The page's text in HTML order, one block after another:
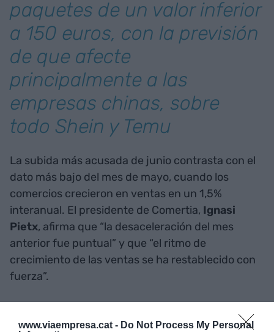
www.viaempresa.cat - Do Not Process My Personal
paquetes de un valor inferior
a 150 euros, con la previsión
de que afecte
principalmente a las
empresas chinas, sobre
todo Shein y Temu
La subida más acusada de junio contrasta con el
dato más bajo del mes de mayo, cuando los
comercios crecieron en ventas en un 1,5%
interanual. El presidente de Comertia, Ignasi
Pietx, afirma que “la desaceleración del mes
anterior fue puntual” y que “el ritmo de
crecimiento de las ventas se ha restablecido con
fuerza”.
SI QUIERES SABER MÁS